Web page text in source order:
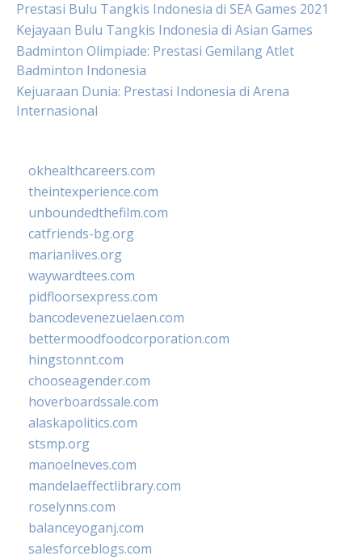
Prestasi Bulu Tangkis Indonesia di SEA Games 2021
Kejayaan Bulu Tangkis Indonesia di Asian Games
Badminton Olimpiade: Prestasi Gemilang Atlet
Badminton Indonesia
Kejuaraan Dunia: Prestasi Indonesia di Arena
Internasional
okhealthcareers.com
theintexperience.com
unboundedthefilm.com
catfriends-bg.org
marianlives.org
waywardtees.com
pidfloorsexpress.com
bancodevenezuelaen.com
bettermoodfoodcorporation.com
hingstonnt.com
chooseagender.com
hoverboardssale.com
alaskapolitics.com
stsmp.org
manoelneves.com
mandelaeffectlibrary.com
roselynns.com
balanceyoganj.com
salesforceblogs.com